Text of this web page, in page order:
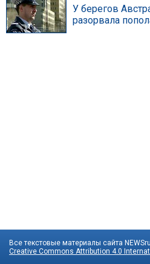
У берегов
разорвала
Все текстовые материалы сайта
Creative Commons Attribution 4.0